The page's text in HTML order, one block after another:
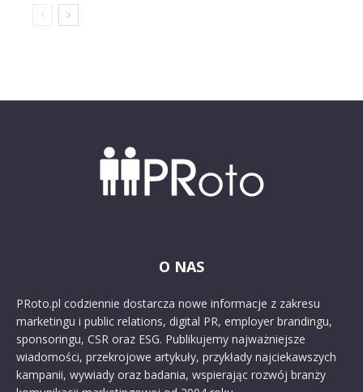
O NAS
PRoto.pl codziennie dostarcza nowe informacje z zakresu
marketingu i public relations, digital PR, employer brandingu,
sponsoringu, CSR oraz ESG. Publikujemy najważniejsze
wiadomości, przekrojowe artykuły, przykłady najciekawszych
kampanii, wywiady oraz badania, wspierając rozwój branży